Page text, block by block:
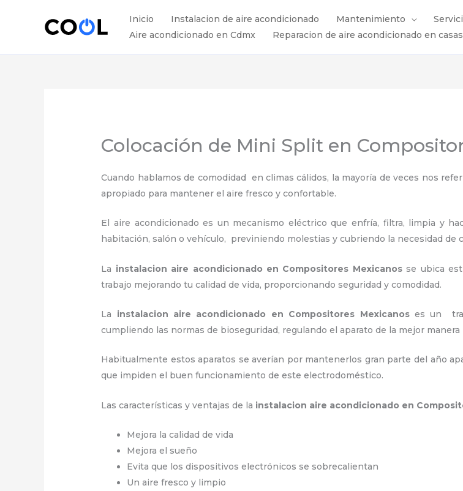
Inicio Instalacion de aire acondicionado Mantenimiento
Aire acondicionado en Cdmx
Reparacion de aire acondicionado en casas
Colocación de Mini Split en
Cuando hablamos de comodidad en climas cálidos, la mayoría de veces nos
apropiado para mantener el aire fresco y confortable.
El aire acondicionado es un mecanismo eléctrico que enfría, filtra, limpia y
habitación, salón o vehículo, previniendo molestias y cubriendo la necesidad de
La instalacion aire acondicionado en Compositores Mexicanosse ubica
trabajo mejorando tu calidad de vida, proporcionando seguridad y comodidad.
La instalacion aire acondicionado en Compositores Mexicanos es un
cumpliendo las normas de bioseguridad, regulando el aparato de la mejor
Habitualmente estos aparatos se averían por mantenerlos gran parte del año
que impiden el buen funcionamiento de este electrodoméstico.
Las características y ventajas de la instalacion aire acondicionado en
Mejora la calidad de vida
Mejora el sueño
Evita que los dispositivos electrónicos se sobrecalientan
Un aire fresco y limpio